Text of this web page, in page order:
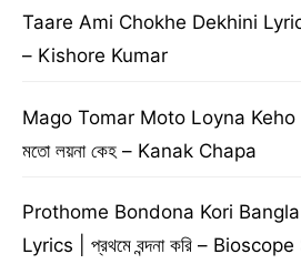
Taare Ami Chokhe Dekhini Lyrics |
– Kishore Kumar
Mago Tomar Moto Loyna Keho
মতো লয়না কেহ – Kanak Chapa
Prothome Bondona Kori
Lyrics | প্রথমে বন্দনা করি –